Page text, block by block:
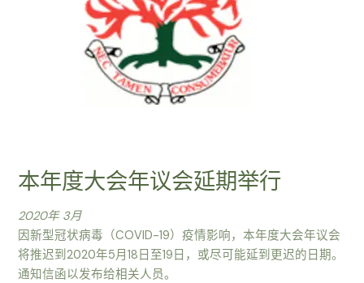
本年度大会年议会延期举行
2020年 3月
因新型冠状病毒（COVID-19）疫情影响，本年度大会年议会
将推迟到2020年5月18日至19日，或尽可能延到更迟的日期。
通知信函以发布给相关人员。